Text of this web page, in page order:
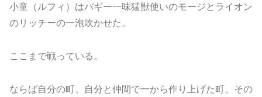
小童（ルフィ）はバギー一味猛獣使いのモージとライオン
のリッチーの一泡吹かせた。
ここまで戦っている。
ならば自分の町、自分と仲間で一から作り上げた町、その